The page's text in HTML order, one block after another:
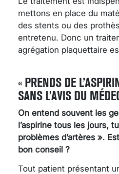
mettons en place du
des stents ou des
entretenu. Donc un
agrégation plaquettaire
« PRENDS DE
SANS L’AVIS DU
On entend souvent les
l’aspirine tous les jours,
problèmes d’artères ».
bon conseil ?
Tout patient présentant